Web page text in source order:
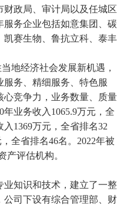
财政局、审计局以及任城区
务企业包括如意集团、碳
赛生物、鲁抗立科、泰丰
经济社会发展新机遇，
务、精细服务、特色服
竞争力，业务数量、质量
业务收入1065.9万元，全
1369万元，全省排名32
全省排名46名。2022年被
产评估机构。
知识和技术，建立了一整
司下设有综合管理部、财